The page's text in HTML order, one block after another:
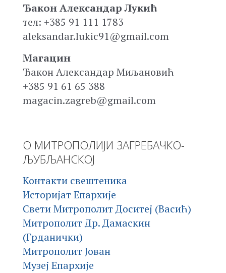
Ђакон Александар Лукић
тел: +385 91 111 1783
aleksandar.lukic91@gmail.com
Магацин
Ђакон Александар Миљановић
+385 91 61 65 388
magacin.zagreb@gmail.com
О МИТРОПОЛИЈИ ЗАГРЕБАЧКО-
ЉУБЉАНСКОЈ
Контакти свештеника
Историјат Епархије
Свети Митрополит Доситеј (Васић)
Митрополит Др. Дамаскин
(Грданички)
Митрополит Јован
Музеј Епархије